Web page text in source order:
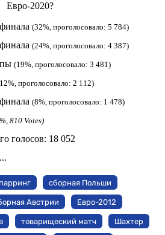
Евро-2020?
(32%, проголосовало: 5 784)
(24%, проголосовало: 4 387)
(19%, проголосовало: 3 481)
проголосовало: 2 112)
(8%, проголосовало: 1 478)
810 Votes)
голосов: 18 052
сборная Польши
Австрии Евро-2012
товарищеский матч Шахтер